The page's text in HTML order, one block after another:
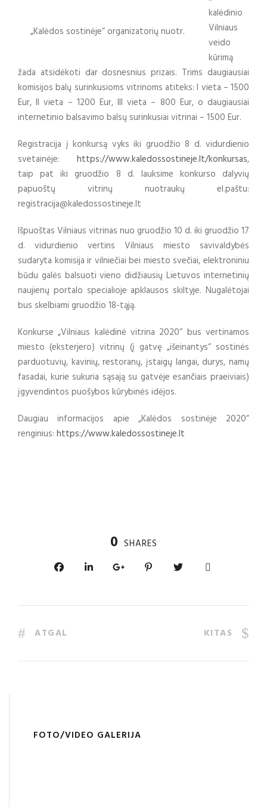
„Kalėdos sostinėje“ organizatorių nuotr.
kalėdinio
Vilniaus
veido
kūrimą
žada atsidėkoti dar dosnesnius prizais. Trims daugiausiai
komisijos balų surinkusioms vitrinoms atiteks: I vieta – 1500
Eur, II vieta – 1200 Eur, III vieta – 800 Eur, o daugiausiai
internetinio balsavimo balsų surinkusiai vitrinai – 1500 Eur.
Registracija į konkursą vyks iki gruodžio 8 d. vidurdienio
svetainėje: https://www.kaledossostineje.lt/konkursas,
taip pat iki gruodžio 8 d. lauksime konkurso dalyvių
papuoštų vitrinų nuotraukų el.paštu:
registracija@kaledossostineje.lt
Išpuoštas Vilniaus vitrinas nuo gruodžio 10 d. iki gruodžio 17
d. vidurdienio vertins Vilniaus miesto savivaldybės
sudaryta komisija ir vilniečiai bei miesto svečiai, elektroniniu
būdu galės balsuoti vieno didžiausių Lietuvos internetinių
naujienų portalo specialioje apklausos skiltyje. Nugalėtojai
bus skelbiami gruodžio 18-tąją.
Konkurse „Vilniaus kalėdinė vitrina 2020“ bus vertinamos
miesto (eksterjero) vitrinų (į gatvę „išeinantys“ sostinės
parduotuvių, kavinių, restoranų, įstaigų langai, durys, namų
fasadai, kurie sukuria sąsają su gatvėje esančiais praeiviais)
įgyvendintos puošybos kūrybinės idėjos.
Daugiau informacijos apie „Kalėdos sostinėje 2020“
renginius: https://www.kaledossostineje.lt
0 SHARES
ATGAL KITAS
FOTO/VIDEO GALERIJA